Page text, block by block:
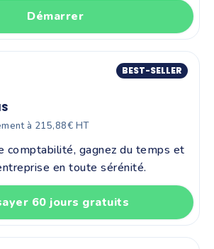
Démarrer
à 215,88€ HT
BEST-SELLER
comptabilité, gagnez du temps et
en toute sérénité.
60 jours gratuits